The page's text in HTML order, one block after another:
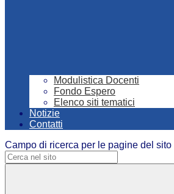
Modulistica Docenti
Fondo Espero
Elenco siti tematici
Notizie
Contatti
Campo di ricerca per le pagine del sito